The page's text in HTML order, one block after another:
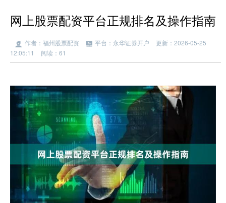
网上股票配资平台正规排名及操作指南
作者：福州股票配资 平台：永华证券开户
更新：2026-05-25
12:05:11
阅读：61